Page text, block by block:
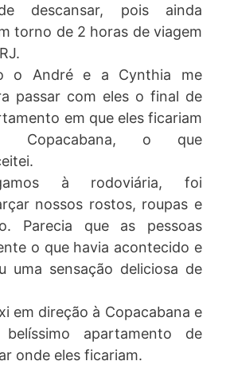
descansar, pois ainda
torno de 2 horas de viagem
o André e a Cynthia me
passar com eles o final de
em que eles ficariam
Copacabana, o que
à rodoviária, foi
nossos rostos, roupas e
Parecia que as pessoas
o que havia acontecido e
uma sensação deliciosa de
em direção à Copacabana e
apartamento de
onde eles ficariam.